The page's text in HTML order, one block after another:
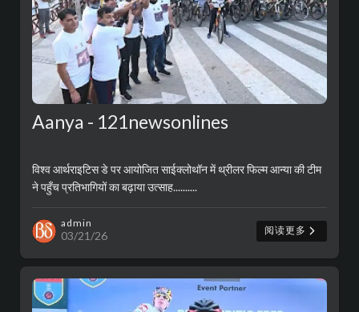
Aanya - 121newsonlines
विश्व आर्थराइटिस डे पर आयोजित साईक्लोथॉन में थ्रीलर फिल्म आन्या की टीम
ने पहुँच प्रतिभागियों का बढ़ाया उत्साह..........
admin
03/21/26 阅读更多